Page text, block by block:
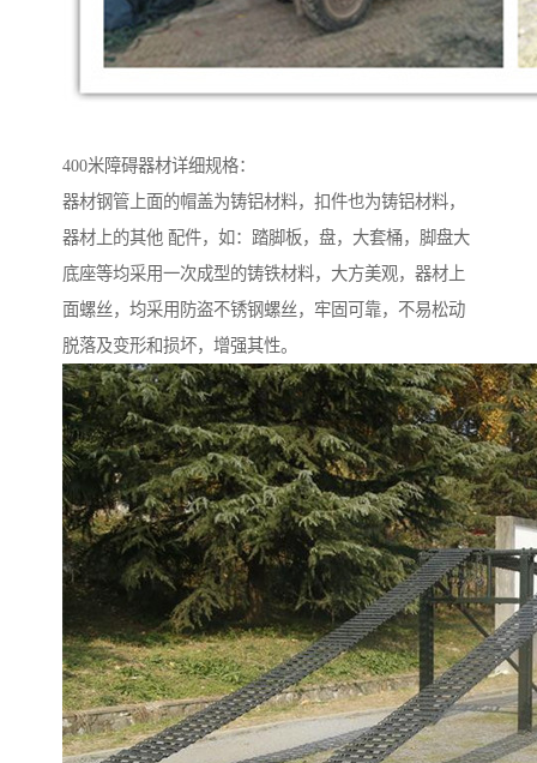
400米障碍器材详细规格：
器材钢管上面的帽盖为铸铝材料，扣件也为铸铝材料，
器材上的其他 配件，如：踏脚板，盘，大套桶，脚盘大
底座等均采用一次成型的铸铁材料，大方美观，器材上
面螺丝，均采用防盗不锈钢螺丝，牢固可靠，不易松动
脱落及变形和损坏，增强其性。